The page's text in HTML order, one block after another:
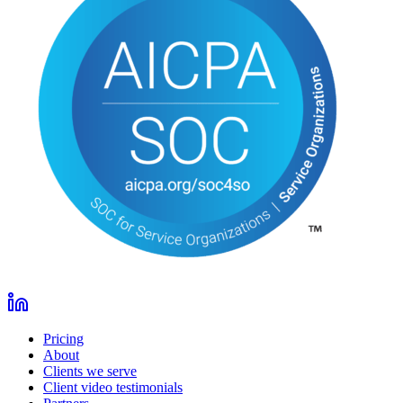
Pricing
About
Clients we serve
Client video testimonials